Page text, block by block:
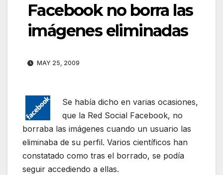
Facebook no borra las
imágenes eliminadas
MAY 25, 2009
Se había dicho en varias ocasiones,
que la Red Social Facebook, no
borraba las imágenes cuando un usuario las
eliminaba de su perfil. Varios científicos han
constatado como tras el borrado, se podía
seguir accediendo a ellas.